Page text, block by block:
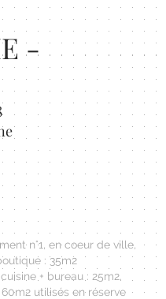
-
n°1, en coeur de ville,
: 35m2
+ bureau : 25m2.
utilisés en réserve